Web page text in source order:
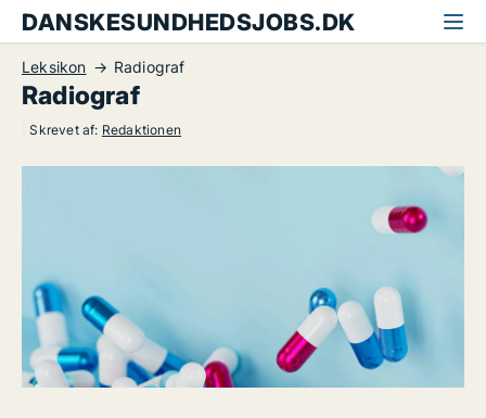
DANSKESUNDHEDSJOBS.DK
Leksikon Radiograf
Radiograf
Skrevet af: Redaktionen